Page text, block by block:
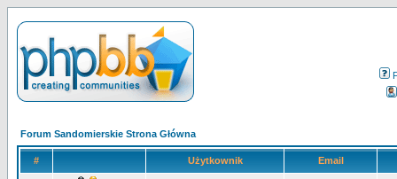
Forum Sandomierskie Strona Główna
# Użytkownik Email